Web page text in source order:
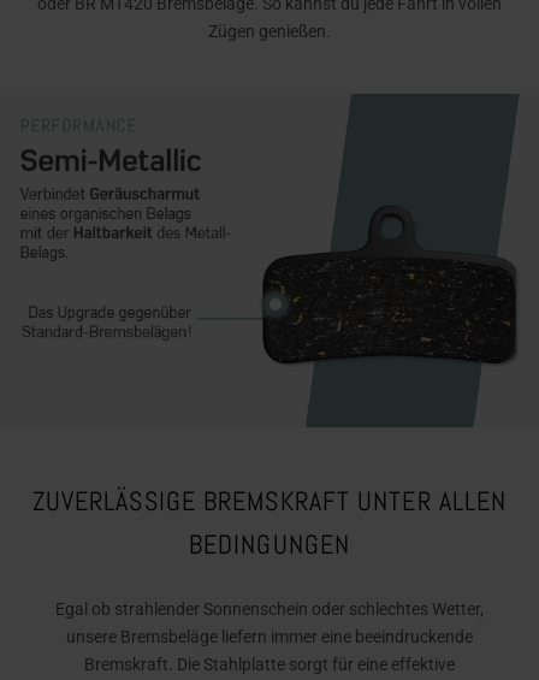
Zügen genießen.
ZUVERLÄSSIGE BREMSKRAFT UNTER ALLEN
BEDINGUNGEN
Egal ob strahlender Sonnenschein oder schlechtes Wetter,
unsere Bremsbeläge liefern immer eine beeindruckende
Bremskraft. Die Stahlplatte sorgt für eine effektive